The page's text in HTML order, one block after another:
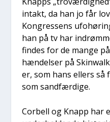
intakt, da han jo får
Kon­gres­sens
han på tv har
fin­des for de man­ge
hæn­del­ser på
er, som hans ellers
som sand­fær­di­ge.
Cor­bell og Knapp har